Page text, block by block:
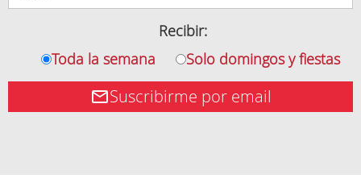
Recibir:
Toda la semana
Solo domingos y fiestas
Suscribirme por email